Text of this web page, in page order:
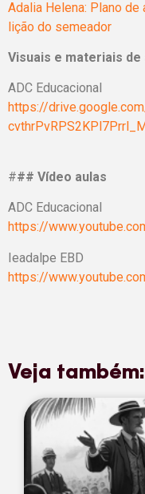
Adalia Helena: Plano
lição do semeador
Visuais e materiais de
ADC Educacional
https://
### Vídeo aulas
ADC Educacional
https://
Ieadalpe EBD
https://
Veja também: